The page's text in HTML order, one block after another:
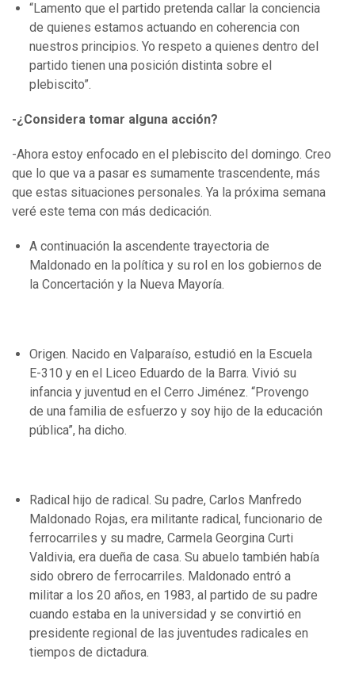
“Lamento que el partido pretenda callar la conciencia
de quienes estamos actuando en coherencia con
nuestros principios. Yo respeto a quienes dentro del
partido tienen una posición distinta sobre el
plebiscito”.
-¿Considera tomar alguna acción?
-Ahora estoy enfocado en el plebiscito del domingo. Creo
que lo que va a pasar es sumamente trascendente, más
que estas situaciones personales. Ya la próxima semana
veré este tema con más dedicación.
A continuación la ascendente trayectoria de
Maldonado en la política y su rol en los gobiernos de
la Concertación y la Nueva Mayoría.
Origen. Nacido en Valparaíso, estudió en la Escuela
E-310 y en el Liceo Eduardo de la Barra. Vivió su
infancia y juventud en el Cerro Jiménez. “Provengo
de una familia de esfuerzo y soy hijo de la educación
pública”, ha dicho.
Radical hijo de radical. Su padre, Carlos Manfredo
Maldonado Rojas, era militante radical, funcionario de
ferrocarriles y su madre, Carmela Georgina Curti
Valdivia, era dueña de casa. Su abuelo también había
sido obrero de ferrocarriles. Maldonado entró a
militar a los 20 años, en 1983, al partido de su padre
cuando estaba en la universidad y se convirtió en
presidente regional de las juventudes radicales en
tiempos de dictadura.